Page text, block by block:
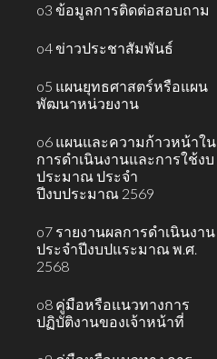
o3 ข้อมูลการติดต่อสอบถาม
o4 ข่าวประชาสัมพันธ์
o5 แผนยุทธศาสตร์หรือแผน
พัฒนาหน่วยงาน
o6 แผนและความก้าวหน้าใน
การดำเนินงานและการใช้งบ
ประมาณ ประจำ
ปีงบประมาณ 2569
o7 รายงานผลการดำเนินงาน
ประจำปีงบปแระมาณ พ.ศ.
2568
o8 คู่มือหรือแนวทางการ
ปฏิบัติงานของเจ้าหน้าที่